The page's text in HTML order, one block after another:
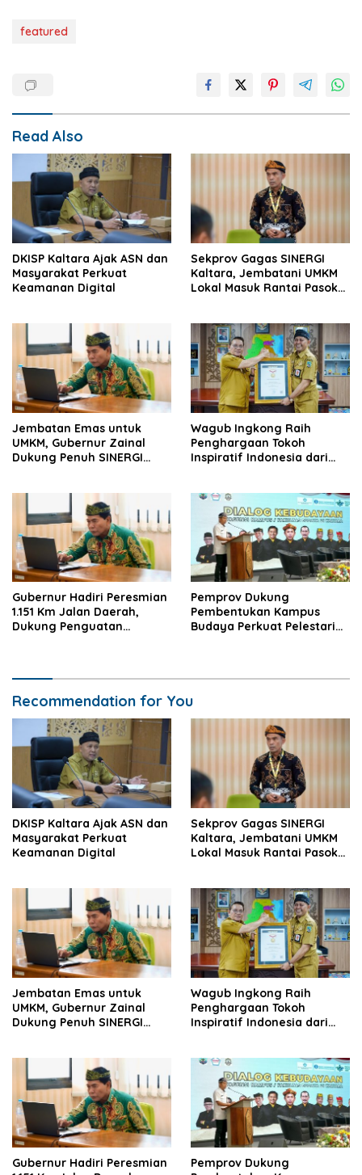
featured
Read Also
DKISP Kaltara Ajak ASN dan
Masyarakat Perkuat
Keamanan Digital
Sekprov Gagas SINERGI
Kaltara, Jembatani UMKM
Lokal Masuk Rantai Pasok
Jembatan Emas untuk
UMKM, Gubernur Zainal
Dukung Penuh SINERGI
Wagub Ingkong Raih
Penghargaan Tokoh
Inspiratif Indonesia dari
Gubernur Hadiri Peresmian
1.151 Km Jalan Daerah,
Dukung Penguatan
Pemprov Dukung
Pembentukan Kampus
Budaya Perkuat Pelestarian
Recommendation for You
DKISP Kaltara Ajak ASN dan
Masyarakat Perkuat
Keamanan Digital
Sekprov Gagas SINERGI
Kaltara, Jembatani UMKM
Lokal Masuk Rantai Pasok
Jembatan Emas untuk
UMKM, Gubernur Zainal
Dukung Penuh SINERGI
Wagub Ingkong Raih
Penghargaan Tokoh
Inspiratif Indonesia dari
Gubernur Hadiri Peresmian
Pemprov Dukung